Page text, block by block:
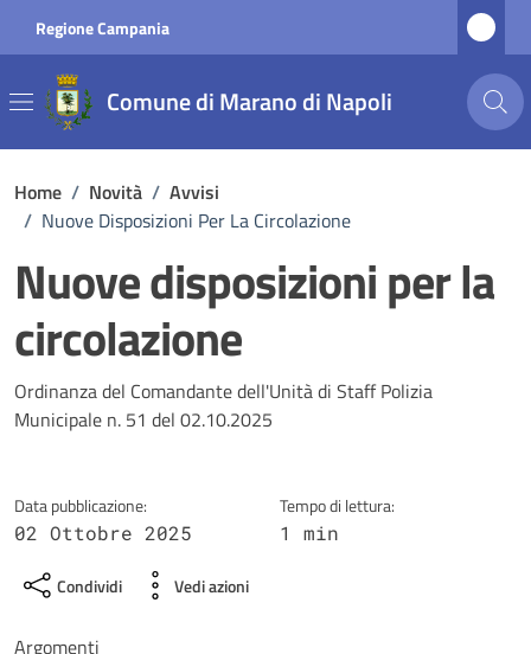
Regione Campania
Comune di Marano di Napoli
Home / Novità / Avvisi
/ Nuove Disposizioni Per La Circolazione
Nuove disposizioni per la
circolazione
Dettagli della notizia
Ordinanza del Comandante dell'Unità di Staff Polizia
Municipale n. 51 del 02.10.2025
Data pubblicazione:
02 Ottobre 2025
Tempo di lettura:
1 min
Condividi Vedi azioni
Argomenti